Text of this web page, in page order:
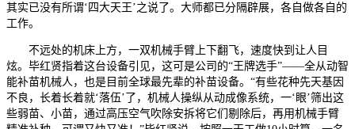
其实已没有所谓‘四大天王’之说了。大师都已分隔辟展，各自做各自的
工作。
不远处的机床上方，一双机械手臂上下翻飞，速度快到让人目
炫。毕红贤指着这台设备引见，这可是公司的“王牌选手”——全从动智
能补苗机械人，也是目前全球最先辈的补苗设备。“有些花种先天基因
不良，长着长着就‘落伍’了，机械人操纵从动成像系统，一‘眼’筛出这
些弱苗、小苗，通过高压空气吹除安拆将它们剔除后，再用机械手臂